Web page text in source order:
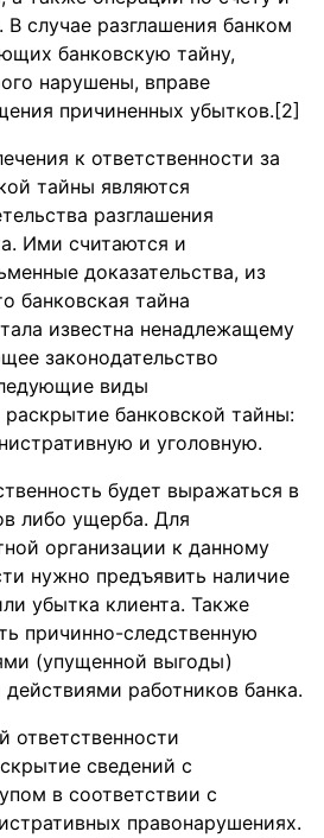
В случае разглашения банком
банковскую тайну,
нарушены, вправе
причиненных убытков.[2]
к ответственности за
тайны являются
разглашения
Ими считаются и
доказательства, из
банковская тайна
известна ненадлежащему
законодательство
виды
раскрытие банковской тайны:
и уголовную.
будет выражаться в
либо ущерба. Для
организации к данному
нужно предъявить наличие
убытка клиента. Также
причинно-следственную
(упущенной выгоды)
работников банка.
ответственности
сведений с
в соответствии с
правонарушениях.